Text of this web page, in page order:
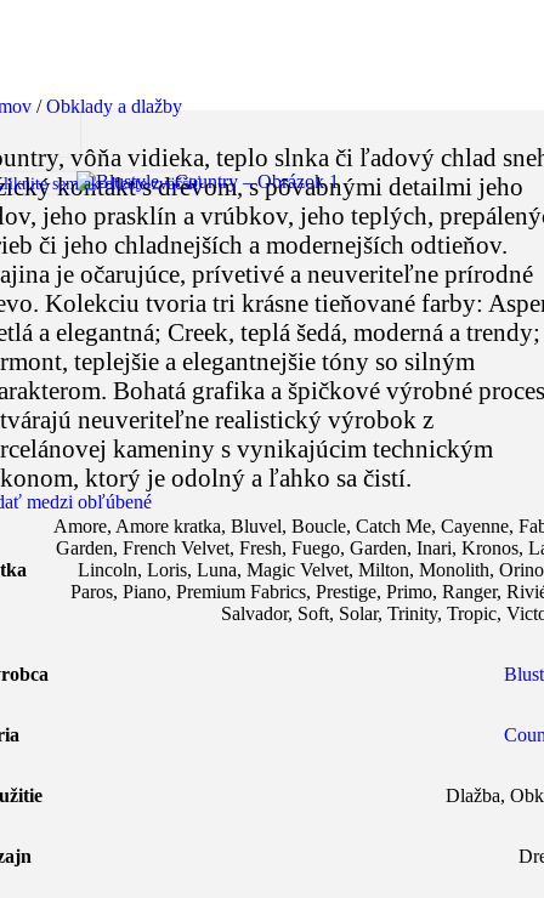
sem ak chcete zväčšiť
/ Obklady a dlažby
vôňa vidieka, teplo slnka či ľadový chlad
kontakt s drevom, s pôvabnými detailmi jeho
jeho prasklín a vrúbkov, jeho teplých,
či jeho chladnejších a modernejších odtieňov.
je očarujúce, prívetivé a neuveriteľne prírodné
Kolekciu tvoria tri krásne tieňované farby:
a elegantná; Creek, teplá šedá, moderná a trendy;
teplejšie a elegantnejšie tóny so silným
Bohatá grafika a špičkové výrobné
neuveriteľne realistický výrobok z
kameniny s vynikajúcim technickým
ktorý je odolný a ľahko sa čistí.
medzi obľúbené
Amore, Amore kratka, Bluvel, Boucle, Catch Me, Cayenne,
Garden, French Velvet, Fresh, Fuego, Garden, Inari, Kronos,
Lincoln, Loris, Luna, Magic Velvet, Milton, Monolith,
Paros, Piano, Premium Fabrics, Prestige, Primo, Ranger,
Salvador, Soft, Solar, Trinity, Tropic,
Dlažba,